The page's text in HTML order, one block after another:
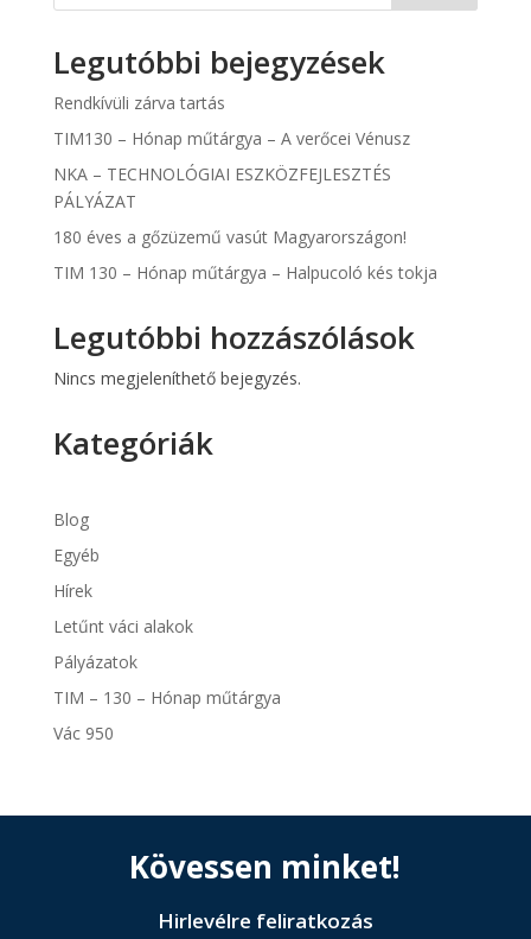
Legutóbbi bejegyzések
Rendkívüli zárva tartás
TIM130 – Hónap műtárgya – A verőcei Vénusz
NKA – TECHNOLÓGIAI ESZKÖZFEJLESZTÉS
PÁLYÁZAT
180 éves a gőzüzemű vasút Magyarországon!
TIM 130 – Hónap műtárgya – Halpucoló kés tokja
Legutóbbi hozzászólások
Nincs megjeleníthető bejegyzés.
Kategóriák
Blog
Egyéb
Hírek
Letűnt váci alakok
Pályázatok
TIM – 130 – Hónap műtárgya
Vác 950
Kövessen minket!
Hirlevélre feliratkozás